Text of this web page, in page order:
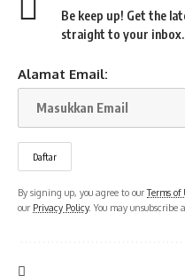
Be keep up! Get the
straight to your inbox.
Alamat Email:
By signing up, you agree to ourTerms of
our Privacy Policy. You may unsubscribe